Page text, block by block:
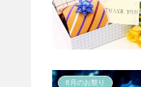
6月のお祭り